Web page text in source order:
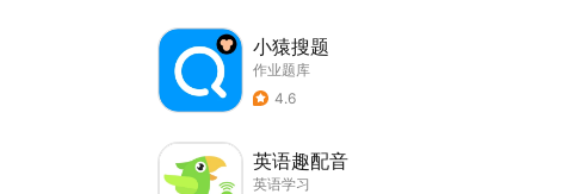
小猿搜题
作业题库
4.6
英语趣配音
英语学习